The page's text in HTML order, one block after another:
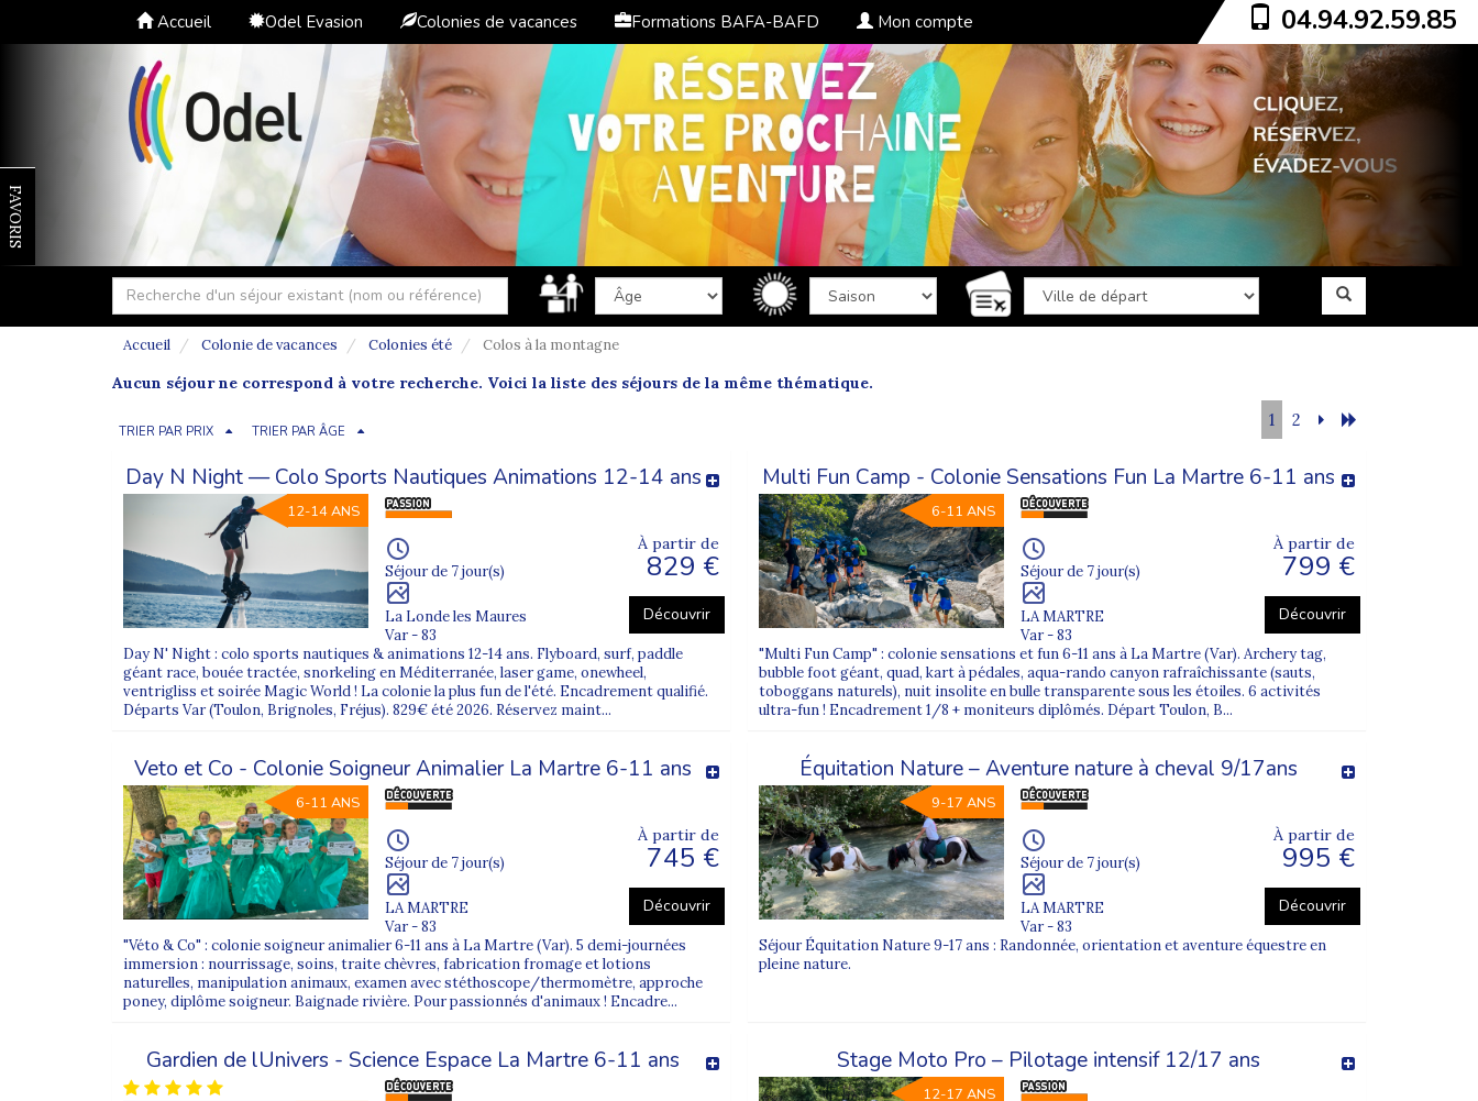
Accueil Odel Evasion Colonies de vacances Formations BAFA-BAFD Mon compte 04.94.92.59.85
FAVORIS
Accueil Colonie de vacances Colonies été Colos à la montagne
Aucun séjour ne correspond à votre recherche. Voici la liste des séjours de la même thématique.
TRIER PAR PRIX TRIER PAR ÂGE
1 2
Day N Night — Colo Sports Nautiques Animations 12-14 ans
12-14 ANS
Séjour de 7 jour(s)
La Londe les Maures
Var - 83
À partir de
829 €
Découvrir
Day N' Night : colo sports nautiques & animations 12-14 ans. Flyboard, surf, paddle
géant race, bouée tractée, snorkeling en Méditerranée, laser game, onewheel,
ventrigliss et soirée Magic World ! La colonie la plus fun de l'été. Encadrement qualifié.
Départs Var (Toulon, Brignoles, Fréjus). 829€ été 2026. Réservez maint...
Multi Fun Camp - Colonie Sensations Fun La Martre 6-11 ans
6-11 ANS
Séjour de 7 jour(s)
LA MARTRE
Var - 83
À partir de
799 €
Découvrir
"Multi Fun Camp" : colonie sensations et fun 6-11 ans à La Martre (Var). Archery tag,
bubble foot géant, quad, kart à pédales, aqua-rando canyon rafraîchissante (sauts,
toboggans naturels), nuit insolite en bulle transparente sous les étoiles. 6 activités
ultra-fun ! Encadrement 1/8 + moniteurs diplômés. Départ Toulon, B...
Veto et Co - Colonie Soigneur Animalier La Martre 6-11 ans
6-11 ANS
Séjour de 7 jour(s)
LA MARTRE
Var - 83
À partir de
745 €
Découvrir
"Véto & Co" : colonie soigneur animalier 6-11 ans à La Martre (Var). 5 demi-journées
immersion : nourrissage, soins, traite chèvres, fabrication fromage et lotions
naturelles, manipulation animaux, examen avec stéthoscope/thermomètre, approche
poney, diplôme soigneur. Baignade rivière. Pour passionnés d'animaux ! Encadre...
Équitation Nature – Aventure nature à cheval 9/17ans
9-17 ANS
Séjour de 7 jour(s)
LA MARTRE
Var - 83
À partir de
995 €
Découvrir
Séjour Équitation Nature 9-17 ans : Randonnée, orientation et aventure équestre en
pleine nature.
Gardien de lUnivers - Science Espace La Martre 6-11 ans Stage Moto Pro – Pilotage intensif 12/17 ans
12-17 ANS